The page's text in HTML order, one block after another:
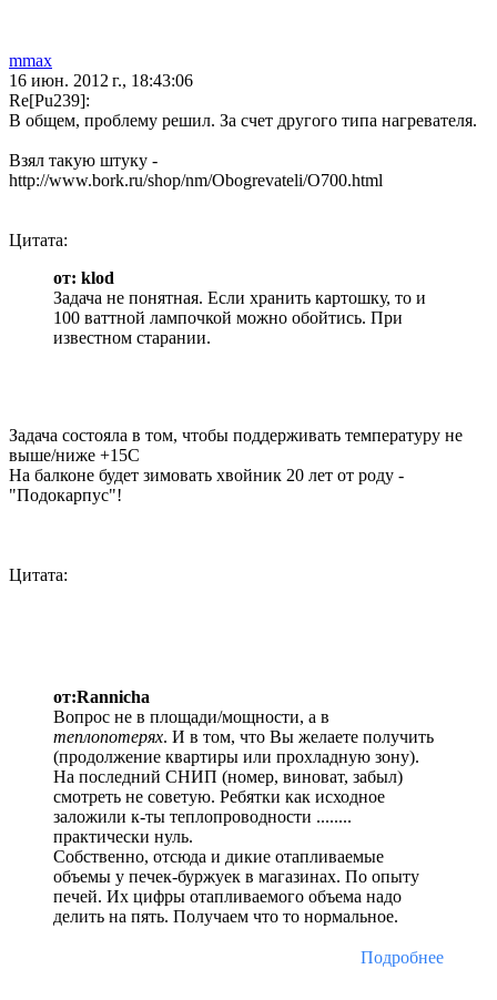
mmax
16 июн. 2012 г., 18:43:06
Re[Pu239]:
В общем, проблему решил. За счет другого типа нагревателя.
Взял такую штуку -
http://www.bork.ru/shop/nm/Obogrevateli/O700.html
Цитата:
от: klod
Задача не понятная. Если хранить картошку, то и
100 ваттной лампочкой можно обойтись. При
известном старании.
Задача состояла в том, чтобы поддерживать температуру не
выше/ниже +15С
На балконе будет зимовать хвойник 20 лет от роду -
"Подокарпус"!
Цитата:
от:Rannicha
Вопрос не в площади/мощности, а в
теплопотерях. И в том, что Вы желаете получить
(продолжение квартиры или прохладную зону).
На последний СНИП (номер, виноват, забыл)
смотреть не советую. Ребятки как исходное
заложили к-ты теплопроводности ........
практически нуль.
Собственно, отсюда и дикие отапливаемые
объемы у печек-буржуек в магазинах. По опыту
печей. Их цифры отапливаемого объема надо
делить на пять. Получаем что то нормальное.
Подробнее